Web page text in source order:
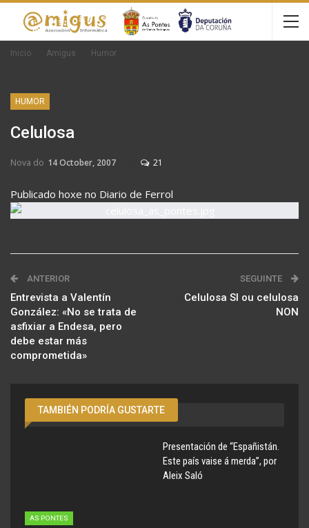
Inicio Amigus Humor
HUMOR
Celulosa
Nova do 14 October, 2007 21
Publicado hoxe no Diario de Ferrol
ANTERIOR
Entrevista a Valentín
González: «No se trata de
asfixiar a Endesa, pero
debe estar más
comprometida»
SEGUINTE
Celulosa SI ou celulosa
NON
TAMBIÉN PODRÍA GUSTARTE
AS PONTES
Presentación de “Españistán.
Este país vaise á merda”, por
Aleix Saló